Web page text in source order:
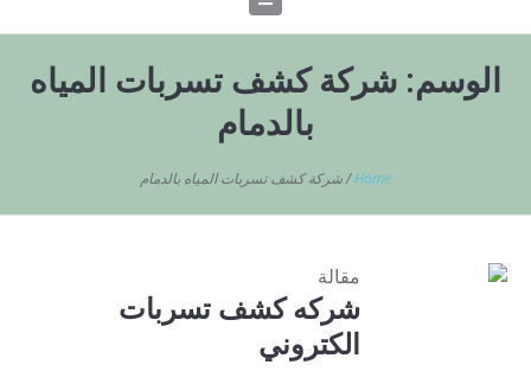
الوسم: شركة كشف تسربات المياه
بالدمام
Home
/شركة كشف تسربات المياه بالدمام
مقالة
شركه كشف تسربات
الكتروني